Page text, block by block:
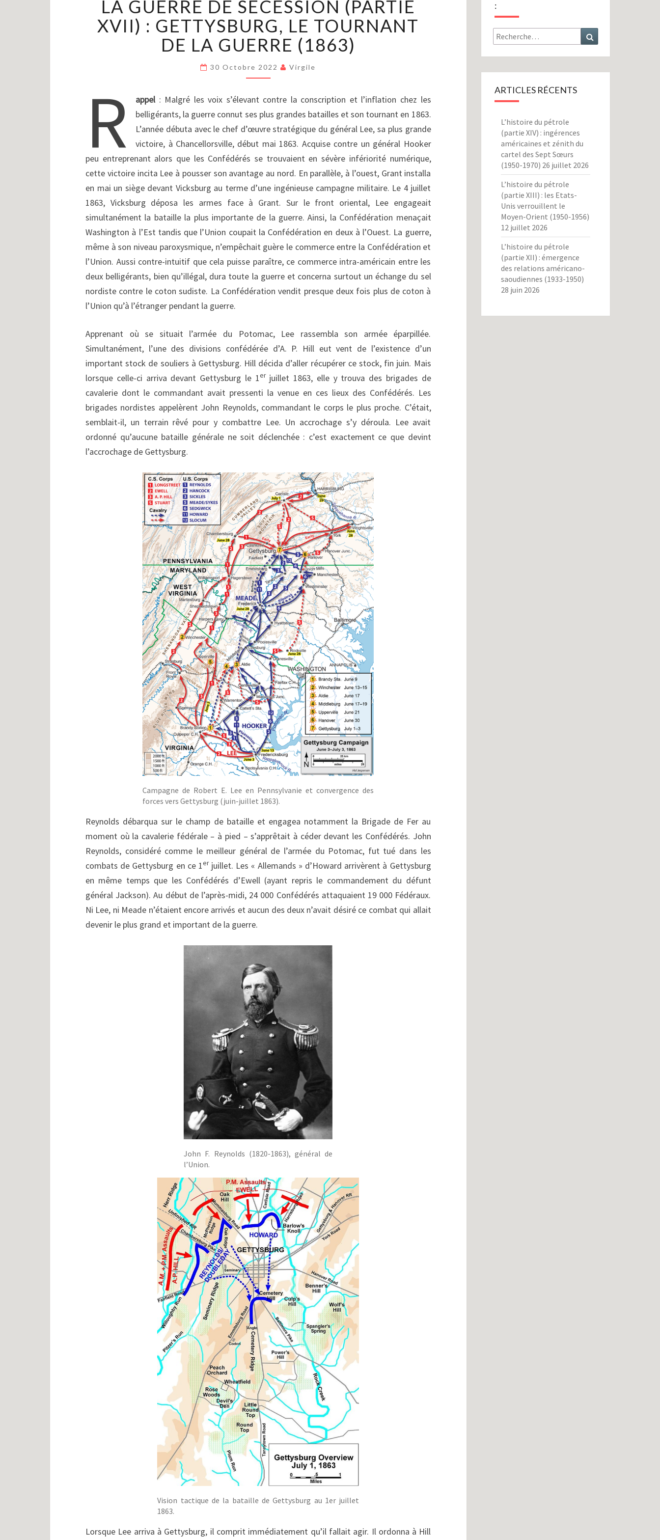
GUERRE
DE
SÉCESSION
(PARTIE
XVII)
:
GETTYSBURG,
TOURNANT
DE
LA
GUERRE
LA GUERRE DE SÉCESSION (PARTIE
XVII) : GETTYSBURG, LE TOURNANT
DE LA GUERRE (1863)
30 Octobre 2022 Virgile
R appel: Malgré les voix s’élevant contre la conscription et l’inflation chez les
belligérants, la guerre connut ses plus grandes batailles et son tournant en 1863.
L’année débuta avec le chef d’œuvre stratégique du général Lee, sa plus grande
victoire, à Chancellorsville, début mai 1863. Acquise contre un général Hooker
peu entreprenant alors que les Confédérés se trouvaient en sévère infériorité numérique,
cette victoire incita Lee à pousser son avantage au nord. En parallèle, à l’ouest, Grant installa
en mai un siège devant Vicksburg au terme d’une ingénieuse campagne militaire. Le 4 juillet
1863, Vicksburg déposa les armes face à Grant. Sur le front oriental, Lee engageait
simultanément la bataille la plus importante de la guerre. Ainsi, la Confédération menaçait
Washington à l’Est tandis que l’Union coupait la Confédération en deux à l’Ouest. La guerre,
même à son niveau paroxysmique, n’empêchait guère le commerce entre la Confédération et
l’Union. Aussi contre-intuitif que cela puisse paraître, ce commerce intra-américain entre les
deux belligérants, bien qu’illégal, dura toute la guerre et concerna surtout un échange du sel
nordiste contre le coton sudiste. La Confédération vendit presque deux fois plus de coton à
l’Union qu’à l’étranger pendant la guerre.
Apprenant où se situait l’armée du Potomac, Lee rassembla son armée éparpillée.
Simultanément, l’une des divisions confédérée d’A. P. Hill eut vent de l’existence d’un
important stock de souliers à Gettysburg. Hill décida d’aller récupérer ce stock, fin juin. Mais
lorsque celle-ci arriva devant Gettysburg le 1erjuillet 1863, elle y trouva des brigades de
cavalerie dont le commandant avait pressenti la venue en ces lieux des Confédérés. Les
brigades nordistes appelèrent John Reynolds, commandant le corps le plus proche. C’était,
semblait-il, un terrain rêvé pour y combattre Lee. Un accrochage s’y déroula. Lee avait
ordonné qu’aucune bataille générale ne soit déclenchée : c’est exactement ce que devint
l’accrochage de Gettysburg.
Campagne de Robert E. Lee en Pennsylvanie et convergence des
forces vers Gettysburg (juin-juillet 1863).
Reynolds débarqua sur le champ de bataille et engagea notamment la Brigade de Fer au
moment où la cavalerie fédérale – à pied – s’apprêtait à céder devant les Confédérés. John
Reynolds, considéré comme le meilleur général de l’armée du Potomac, fut tué dans les
combats de Gettysburg en ce 1erjuillet. Les « Allemands » d’Howard arrivèrent à Gettysburg
en même temps que les Confédérés d’Ewell (ayant repris le commandement du défunt
général Jackson). Au début de l’après-midi, 24 000 Confédérés attaquaient 19 000 Fédéraux.
Ni Lee, ni Meade n’étaient encore arrivés et aucun des deux n’avait désiré ce combat qui allait
devenir le plus grand et important de la guerre.
John F. Reynolds (1820-1863), général de
l’Union.
Vision tactique de la bataille de Gettysburg au 1er juillet
1863.
Lorsque Lee arriva à Gettysburg, il comprit immédiatement qu’il fallait agir. Il ordonna à Hill
:
Rechercher :
ARTICLES RÉCENTS
L’histoire du pétrole
(partie XIV) : ingérences
américaines et zénith du
cartel des Sept Sœurs
(1950-1970) 26 juillet 2026
L’histoire du pétrole
(partie XIII) : les Etats-
Unis verrouillent le
Moyen-Orient (1950-1956)
12 juillet 2026
L’histoire du pétrole
(partie XII) : émergence
des relations américano-
saoudiennes (1933-1950)
28 juin 2026